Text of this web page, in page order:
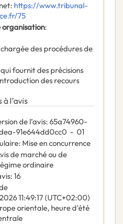
: https://www.tribunal-
75
organisation:
des procédures de
fournit des précisions
des recours
l’avis
de l’avis: 65a74960-
91e644dd0cc0 - 01
: Mise en concurrence
de marché ou de
ordinaire
: 16
11:49:17 (UTC+02:00)
orientale, heure d'été